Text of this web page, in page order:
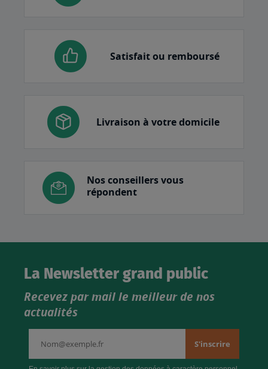
Satisfait ou remboursé
Livraison à votre domicile
Nos conseillers vous
répondent
La Newsletter grand public
Recevez par mail le meilleur de nos
actualités